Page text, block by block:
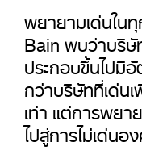
พยายามเด่นใน
Bain พบว่าบริษั
ประกอบขึ้นไปมี
กว่าบริษัทที่เด่น
เท่า แต่การพยา
ไปสู่การไม่เด่นอ